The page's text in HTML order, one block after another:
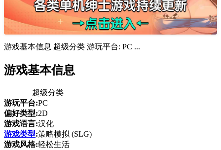
游戏基本信息 超级分类 游玩平台: PC ...
游戏基本信息
超级分类
游玩平台:PC
偏好类型:2D
游戏语言:汉化
游戏类型:策略模拟 (SLG)
游戏风格:轻松生活